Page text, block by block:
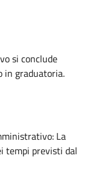
si conclude
in graduatoria.
La
tempi previsti dal